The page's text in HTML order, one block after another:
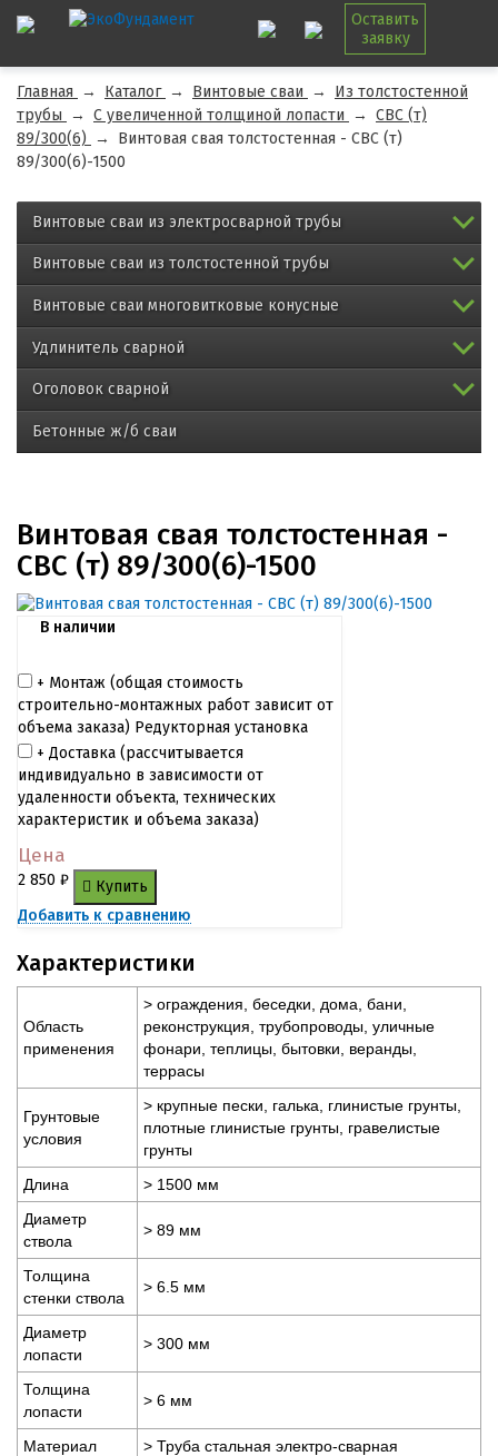
Оставить
заявку
Главная → Каталог → Винтовые сваи →
Из толстостенной
трубы → С увеличенной толщиной лопасти → СВС (т)
89/300(6) →
Винтовая свая толстостенная - СВС (т)
89/300(6)-1500
Винтовые сваи из электросварной трубы
Винтовые сваи из толстостенной трубы
Винтовые сваи многовитковые конусные
Удлинитель сварной
Оголовок сварной
Бетонные ж/б сваи
Винтовая свая толстостенная -
СВС (т) 89/300(6)-1500
В наличии
+ Монтаж (общая cтоимость
строительно-монтажных работ зависит от
объема заказа) Редукторная установка
+ Доставка (рассчитывается
индивидуально в зависимости от
удаленности объекта, технических
характеристик и объема заказа)
Цена
2 850 ₽
Купить
Добавить к сравнению
Характеристики
Область
применения
> ограждения, беседки, дома, бани,
реконструкция, трубопроводы, уличные
фонари, теплицы, бытовки, веранды,
террасы
Грунтовые
условия
> крупные пески, галька, глинистые грунты,
плотные глинистые грунты, гравелистые
грунты
Длина
> 1500 мм
Диаметр
ствола
> 89 мм
Толщина
стенки ствола
> 6.5 мм
Диаметр
лопасти
> 300 мм
Толщина
лопасти
> 6 мм
Материал
> Труба стальная электро-сварная